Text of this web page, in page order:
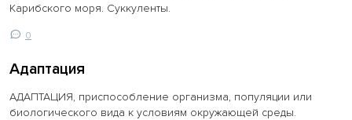
Карибского моря. Суккуленты.
0
Адаптация
АДАПТАЦИЯ, приспособление организма, популяции или
биологического вида к условиям окружающей среды.